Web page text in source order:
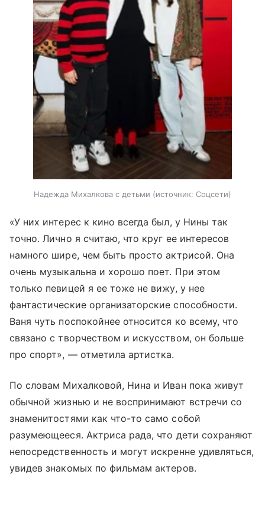
Надежда Михалкова с детьми источник: Соцсети
«У них интерес к кино всегда был, у Нины так
точно. Лично я считаю, что круг ее интересов
намного шире, чем быть просто актрисой. Она
очень музыкальна и хорошо поет. При этом
только певицей я ее тоже не вижу, у нее
фантастические организаторские способности.
Ваня чуть поспокойнее относится ко всему, что
связано с творчеством и искусством, он больше
про спорт», — отметила артистка.
По словам Михалковой, Нина и Иван пока живут
обычной жизнью и не воспринимают встречи со
знаменитостями как что-то само собой
разумеющееся. Актриса рада, что дети сохраняют
непосредственность и могут искренне удивляться,
увидев знакомых по фильмам актеров.